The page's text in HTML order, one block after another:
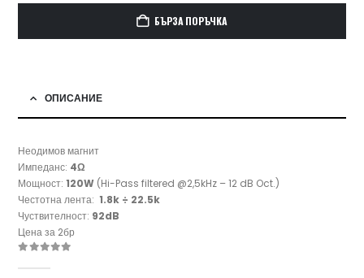
БЪРЗА ПОРЪЧКА
ОПИСАНИЕ
Неодимов магнит
Импеданс: 4Ω
Мощност:120W (Hi-Pass filtered @2,5kHz – 12 dB Oct.)
Честотна лента:1.8k ÷ 22.5k
Чуствителност: 92dB
Цена за 2бр